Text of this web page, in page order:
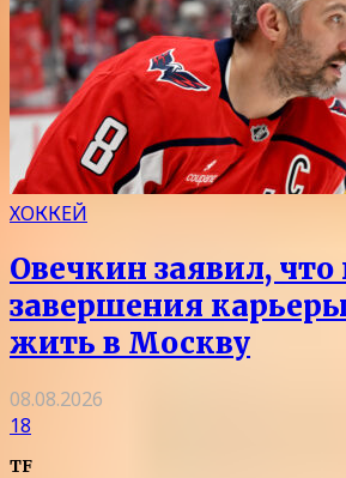
ХОККЕЙ
Овечкин заявил, что
завершения
жить в Москву
08.08.2026
18
TF